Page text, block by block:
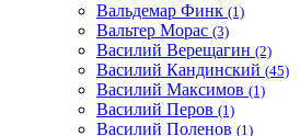
Вальдемар Финк (1)
Вальтер Морас (3)
Василий Верещагин (2)
Василий Кандинский (45)
Василий Максимов (1)
Василий Перов (1)
Василий Поленов (1)